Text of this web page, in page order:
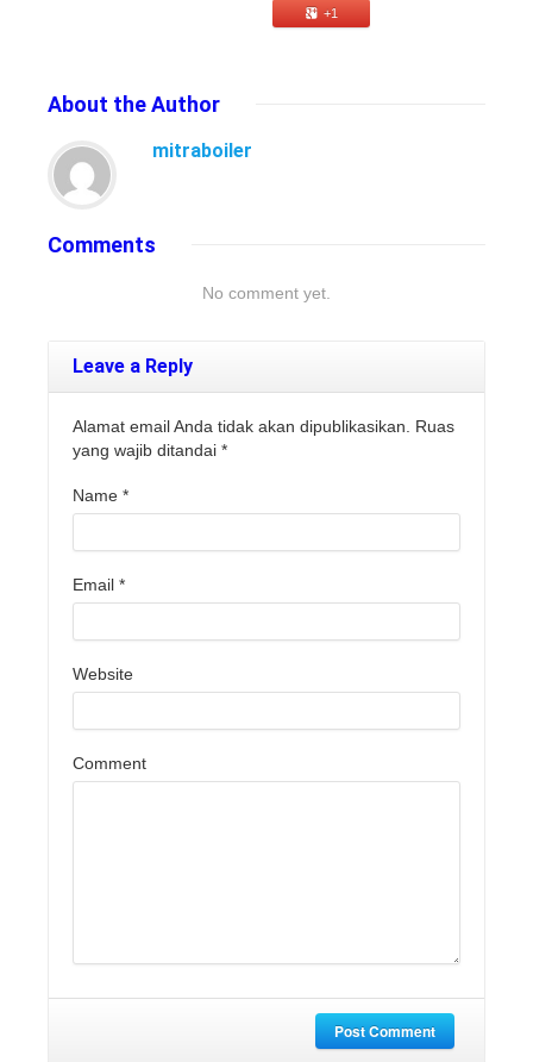
+1
About the Author
mitraboiler
Comments
No comment yet.
Leave a Reply
Alamat email Anda tidak akan dipublikasikan. Ruas
yang wajib ditandai *
Name *
Email *
Website
Comment
Post Comment